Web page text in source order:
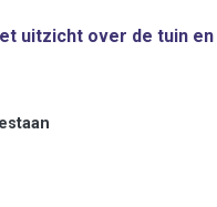
uitzicht over de tuin en